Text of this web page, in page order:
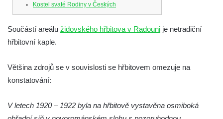
Kostel svaté Rodiny v Českých
Budějovicích
Kostel Obětování Panny Marie u kláštera
dominikánů v Českých Budějovicích
Kaple na křižovatce ulic Budějovická a
Bývalý kostel svatých Filipa a Jakuba na
náměstí J. V. Kamarýta ve Velešíně
Součástí areálu židovského hřbitova v Radouni je netradiční
hřbitovní kaple.
Většina zdrojů se v souvislosti se hřbitovem omezuje na
konstatování:
V letech 1920 – 1922 byla na hřbitově vystavěna osmiboká